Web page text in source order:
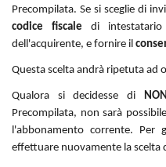
Precompilata. Se si sceglie di
codice fiscale di intestatario
dell'acquirente, e fornire il
Questa scelta andrà ripetuta ad
Qualora si decidesse di NON
Precompilata, non sarà
l'abbonamento corrente. Per
effettuare nuovamente la scelta